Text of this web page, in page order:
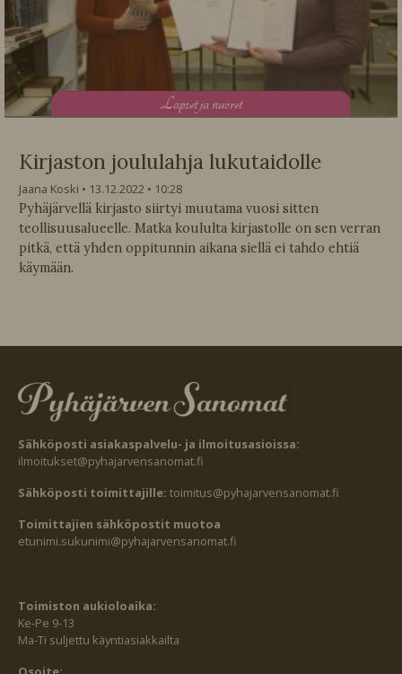
Lapset ja nuoret
Kirjaston joululahja lukutaidolle
Jaana Koski 13.12.2022
10:28
Pyhäjärvellä kirjasto siirtyi muutama vuosi sitten
teollisuusalueelle. Matka koululta kirjastolle on sen verran
pitkä, että yhden oppitunnin aikana siellä ei tahdo ehtiä
käymään.
Sähköposti asiakaspalvelu- ja ilmoitusasioissa:
ilmoitukset@pyhajarvensanomat.fi
Sähköposti toimittajille: toimitus@pyhajarvensanomat.fi
Toimittajien sähköpostit muotoa
etunimi.sukunimi@pyhajarvensanomat.fi
Toimiston aukioloaika:
Ke-Pe 9-13
Ma-Ti suljettu käyntiasiakkailta